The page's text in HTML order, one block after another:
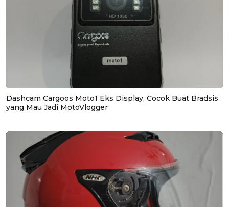
Dashcam Cargoos Moto1 Eks Display, Cocok Buat Bradsis
yang Mau Jadi MotoVlogger